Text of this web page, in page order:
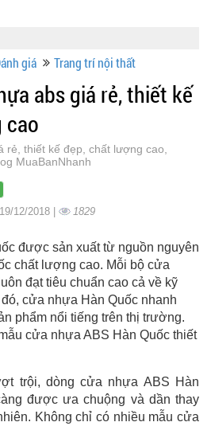
giá Trang trí nội thất
abs giá rẻ, thiết kế
cao
rẻ, thiết kế đẹp, chất lượng cao,
MuaBanNhanh
12/2018 | 1829
được sản xuất từ nguồn nguyên
chất lượng cao. Mỗi bộ cửa
đạt tiêu chuẩn cao cả về kỹ
cửa nhựa Hàn Quốc nhanh
phẩm nổi tiếng trên thị trường.
cửa nhựa ABS Hàn Quốc thiết
trội, dòng cửa nhựa ABS Hàn
được ưa chuộng và dần thay
Không chỉ có nhiều mẫu cửa